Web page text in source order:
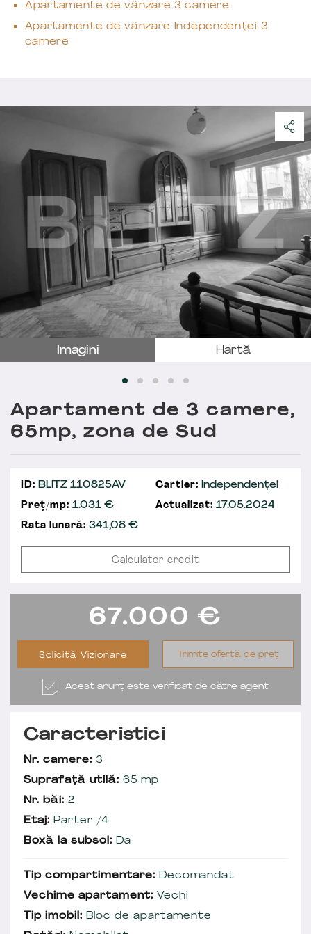
Apartamente de vânzare 3 camere
Apartamente de vânzare Independenței 3
camere
Imagini Hartă
Apartament de 3 camere,
65mp, zona de Sud
ID: BLITZ 110825AV Cartier: Independenței
Preț/mp: 1.031 € Actualizat: 17.05.2024
Rata lunară: 341,08€
Calculator credit
67.000 €
Solicită Vizionare Trimite ofertă de preț
Acest anunț este verificat de către agent
Caracteristici
Nr. camere: 3
Suprafață utilă: 65 mp
Nr. băi: 2
Etaj: Parter /4
Boxă la subsol: Da
Tip compartimentare: Decomandat
Vechime apartament: Vechi
Tip imobil: Bloc de apartamente